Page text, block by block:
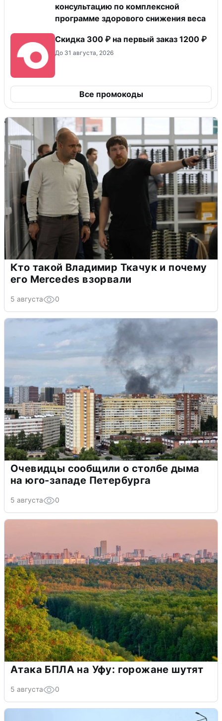
консультацию по комплексной
программе здорового снижения веса
Скидка 300 ₽ на первый заказ 1200 ₽
До 31 августа, 2026
Все промокоды
Кто такой Владимир Ткачук и почему
его Mercedes взорвали
5 августа 0
Очевидцы сообщили о столбе дыма
на юго-западе Петербурга
5 августа 0
Атака БПЛА на Уфу: горожане шутят
5 августа 0